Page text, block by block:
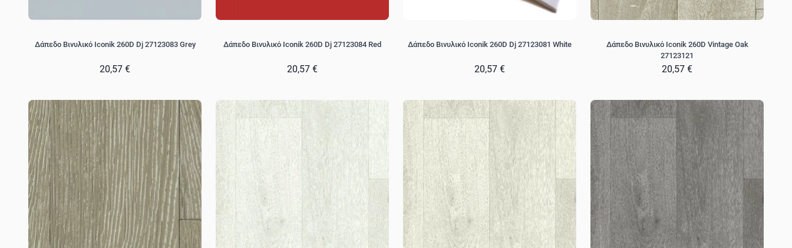
Δάπεδο Βινυλικό Iconik 260D Dj 27123083 Grey
20,57 €
Δάπεδο Βινυλικό Iconik 260D Dj 27123084 Red
20,57 €
Δάπεδο Βινυλικό Iconik 260D Dj 27123081 White
20,57 €
Δάπεδο Βινυλικό Iconik 260D Vintage Oak
27123121
20,57 €